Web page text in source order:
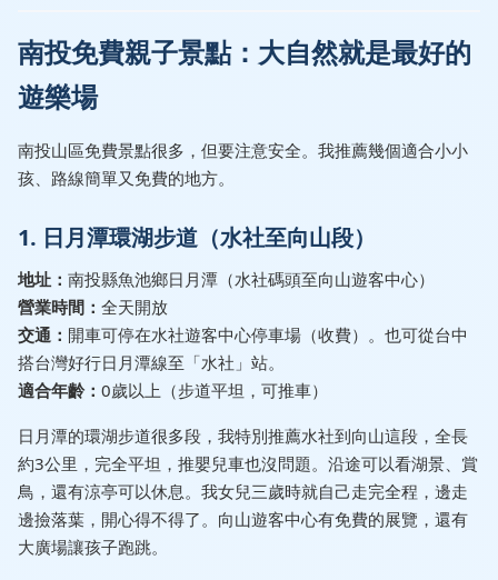
南投免費親子景點：大自然就是最好的
遊樂場
南投山區免費景點很多，但要注意安全。我推薦幾個適合小小
孩、路線簡單又免費的地方。
1. 日月潭環湖步道（水社至向山段）
地址： 南投縣魚池鄉日月潭（水社碼頭至向山遊客中心）
營業時間： 全天開放
交通： 開車可停在水社遊客中心停車場（收費）。也可從台中
搭台灣好行日月潭線至「水社」站。
適合年齡： 0歲以上（步道平坦，可推車）
日月潭的環湖步道很多段，我特別推薦水社到向山這段，全長
約3公里，完全平坦，推嬰兒車也沒問題。沿途可以看湖景、賞
鳥，還有涼亭可以休息。我女兒三歲時就自己走完全程，邊走
邊撿落葉，開心得不得了。向山遊客中心有免費的展覽，還有
大廣場讓孩子跑跳。